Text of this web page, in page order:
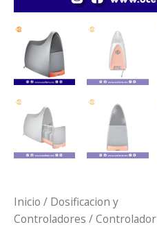
Inicio / Dosificacion y
Controladores /Controlador